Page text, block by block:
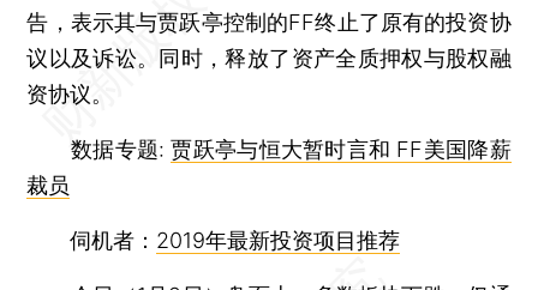
告，表示其与贾跃亭控制的FF终止了原有的投资协
议以及诉讼。同时，释放了资产全质押权与股权融
资协议。
数据专题:贾跃亭与恒大暂时言和 FF美国降薪
裁员
伺机者： 2019年最新投资项目推荐